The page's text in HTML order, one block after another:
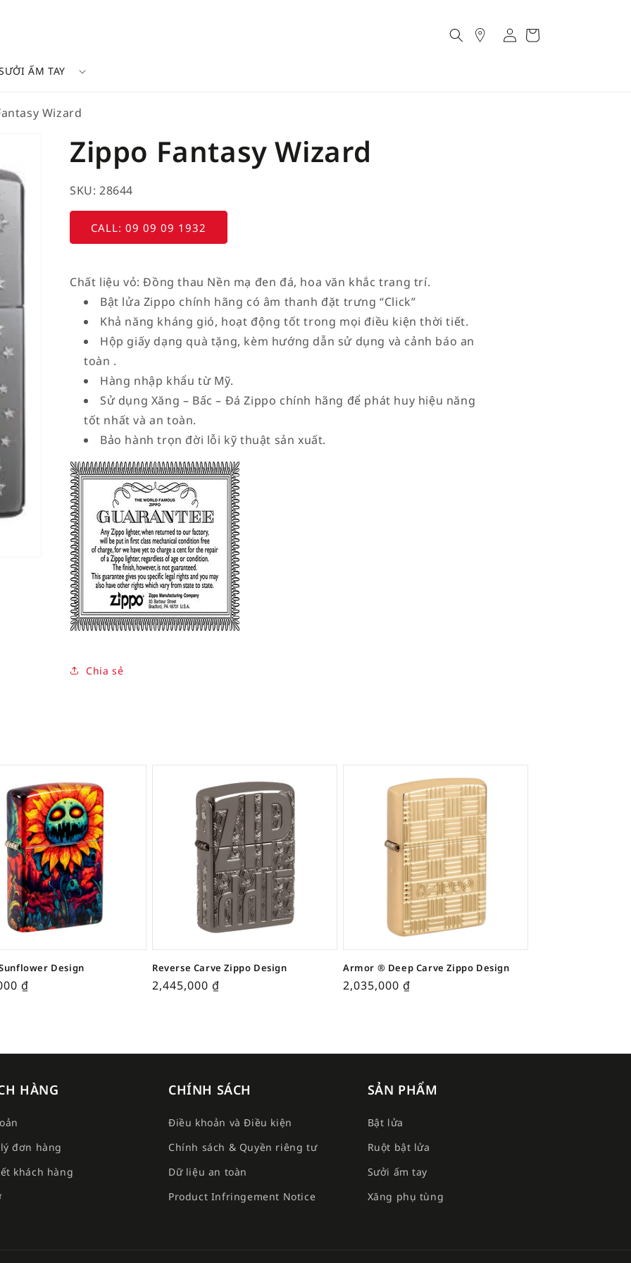
ẤM TAY
AccountCart
Wizard
Zippo Fantasy Wizard
SKU: 28644
CALL: 09 09 09 1932
Chất liệu vỏ: Đồng thau Nền mạ đen đá, hoa văn khắc trang trí.
Bật lửa Zippo chính hãng có âm thanh đặt trưng “Click”
Khả năng kháng gió, hoạt động tốt trong mọi điều kiện thời tiết.
Hộp giấy dạng quà tặng, kèm hướng dẫn sử dụng và cảnh báo an
toàn .
Hàng nhập khẩu từ Mỹ.
Sử dụng Xăng – Bấc – Đá Zippo chính hãng để phát huy hiệu năng
tốt nhất và an toàn.
Bảo hành trọn đời lỗi kỹ thuật sản xuất.
Chia sẻ
Design
₫
Reverse Carve Zippo Design
2,445,000 ₫
Armor ® Deep Carve Zippo Design
2,035,000 ₫
HÀNG
đơn hàng
khách hàng
CHÍNH SÁCH
Điều khoản và Điều kiện
Chính sách & Quyền riêng tư
Dữ liệu an toàn
Product Infringement Notice
SẢN PHẨM
Bật lửa
Ruột bật lửa
Sưởi ấm tay
Xăng phụ tùng